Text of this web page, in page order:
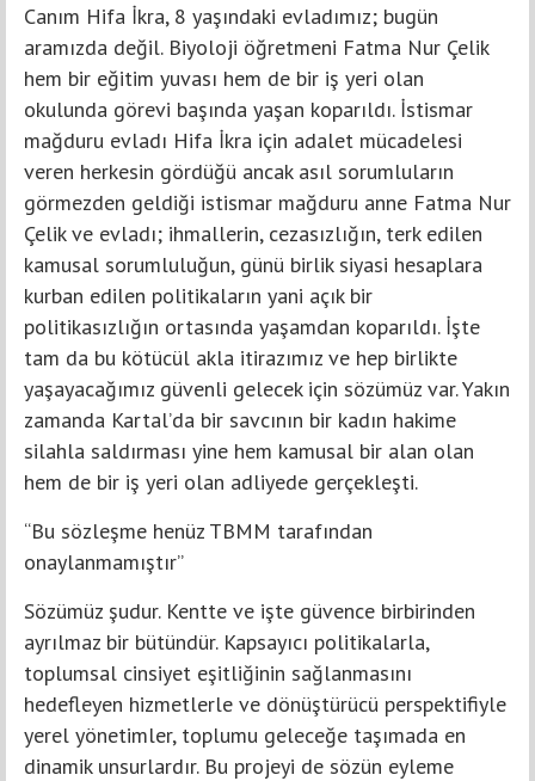
Canım Hifa İkra, 8 yaşındaki evladımız; bugün
aramızda değil. Biyoloji öğretmeni Fatma Nur Çelik
hem bir eğitim yuvası hem de bir iş yeri olan
okulunda görevi başında yaşan koparıldı. İstismar
mağduru evladı Hifa İkra için adalet mücadelesi
veren herkesin gördüğü ancak asıl sorumluların
görmezden geldiği istismar mağduru anne Fatma Nur
Çelik ve evladı; ihmallerin, cezasızlığın, terk edilen
kamusal sorumluluğun, günü birlik siyasi hesaplara
kurban edilen politikaların yani açık bir
politikasızlığın ortasında yaşamdan koparıldı. İşte
tam da bu kötücül akla itirazımız ve hep birlikte
yaşayacağımız güvenli gelecek için sözümüz var. Yakın
zamanda Kartal’da bir savcının bir kadın hakime
silahla saldırması yine hem kamusal bir alan olan
hem de bir iş yeri olan adliyede gerçekleşti.
“Bu sözleşme henüz TBMM tarafından
onaylanmamıştır”
Sözümüz şudur. Kentte ve işte güvence birbirinden
ayrılmaz bir bütündür. Kapsayıcı politikalarla,
toplumsal cinsiyet eşitliğinin sağlanmasını
hedefleyen hizmetlerle ve dönüştürücü perspektifiyle
yerel yönetimler, toplumu geleceğe taşımada en
dinamik unsurlardır. Bu projeyi de sözün eyleme